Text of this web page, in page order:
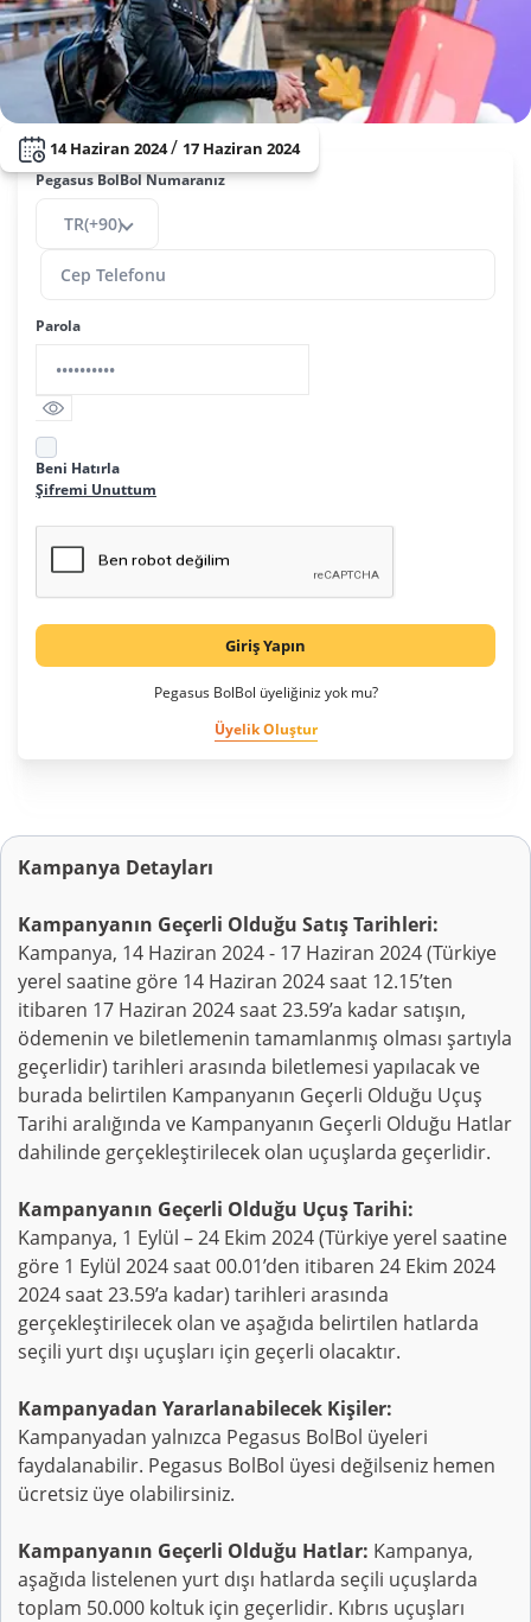
14 Haziran 2024/ 17 Haziran 2024
Pegasus BolBol Numaranız
TR(+90)
Parola
Beni Hatırla
Şifremi Unuttum
Giriş Yapın
Pegasus BolBol üyeliğiniz yok mu?
Üyelik Oluştur
Kampanya Detayları
Kampanyanın Geçerli Olduğu Satış Tarihleri:
Kampanya, 14 Haziran 2024 - 17 Haziran 2024 (Türkiye
yerel saatine göre 14 Haziran 2024 saat 12.15’ten
itibaren 17 Haziran 2024 saat 23.59’a kadar satışın,
ödemenin ve biletlemenin tamamlanmış olması şartıyla
geçerlidir) tarihleri arasında biletlemesi yapılacak ve
burada belirtilen Kampanyanın Geçerli Olduğu Uçuş
Tarihi aralığında ve Kampanyanın Geçerli Olduğu Hatlar
dahilinde gerçekleştirilecek olan uçuşlarda geçerlidir.
Kampanyanın Geçerli Olduğu Uçuş Tarihi:
Kampanya, 1 Eylül – 24 Ekim 2024 (Türkiye yerel saatine
göre 1 Eylül 2024 saat 00.01’den itibaren 24 Ekim 2024
2024 saat 23.59’a kadar) tarihleri arasında
gerçekleştirilecek olan ve aşağıda belirtilen hatlarda
seçili yurt dışı uçuşları için geçerli olacaktır.
Kampanyadan Yararlanabilecek Kişiler:
Kampanyadan yalnızca Pegasus BolBol üyeleri
faydalanabilir. Pegasus BolBol üyesi değilseniz hemen
ücretsiz üye olabilirsiniz.
Kampanyanın Geçerli Olduğu Hatlar: Kampanya,
aşağıda listelenen yurt dışı hatlarda seçili uçuşlarda
toplam 50.000 koltuk için geçerlidir. Kıbrıs uçuşları